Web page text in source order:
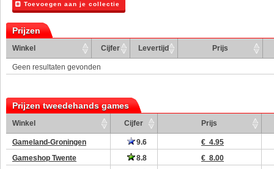
Toevoegen aan je collectie
Prijzen
Winkel Cijfer Levertijd Prijs
Geen resultaten gevonden
Prijzen tweedehands games
Winkel Cijfer Prijs
Gameland-Groningen 9.6
€ 4.95
Gameshop Twente
8.8
€ 8.00